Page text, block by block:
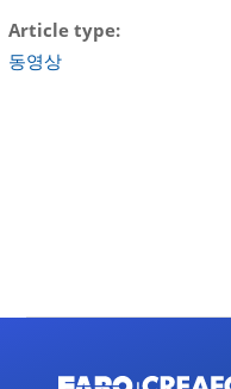
Article type
동영상